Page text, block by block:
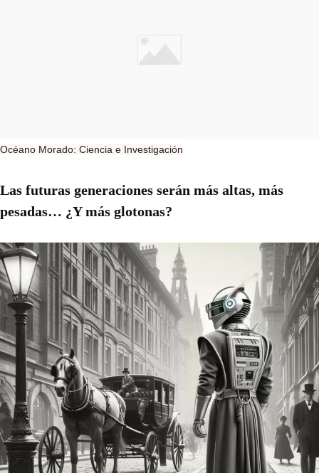
Océano Morado: Ciencia e Investigación
Las futuras generaciones serán más altas, más
pesadas… ¿Y más glotonas?